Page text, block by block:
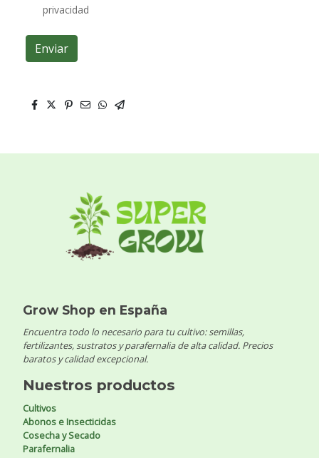
privacidad
Enviar
Grow Shop en España
Encuentra todo lo necesario para tu cultivo: semillas,
fertilizantes, sustratos y parafernalia de alta calidad. Precios
baratos y calidad excepcional.
Nuestros productos
Cultivos
Abonos e Insecticidas
Cosecha y Secado
Parafernalia